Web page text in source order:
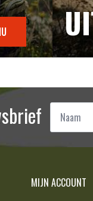
Naam
MIJN ACCOUNT